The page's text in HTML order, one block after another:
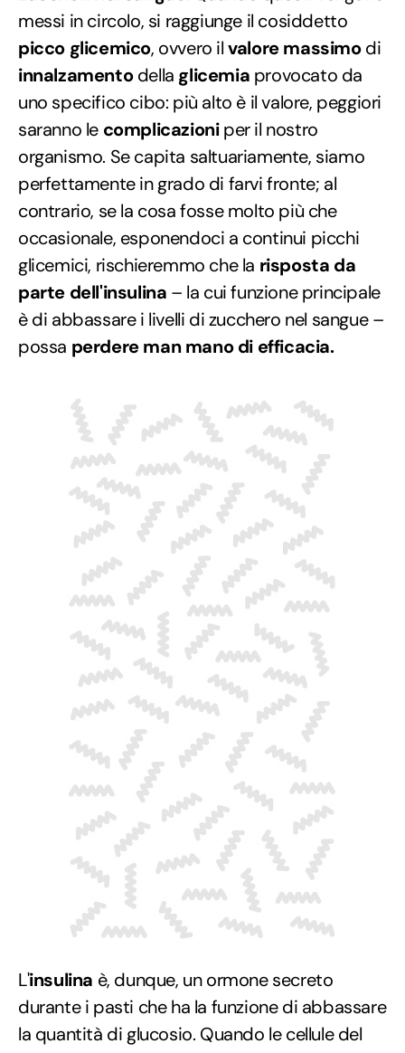
messi in circolo, si raggiunge il cosiddetto
picco glicemico, ovvero ilvalore massimodi
innalzamentodella glicemia provocato da
uno specifico cibo: più alto è il valore, peggiori
saranno le complicazioniper il nostro
organismo. Se capita saltuariamente, siamo
perfettamente in grado di farvi fronte; al
contrario, se la cosa fosse molto più che
occasionale, esponendoci a continui picchi
glicemici, rischieremmo che la risposta da
parte dell'insulina – la cui funzione principale
è di abbassare i livelli di zucchero nel sangue –
possa perdere man mano di efficacia.
L'insulina è, dunque, un ormone secreto
durante i pasti che ha la funzione di abbassare
la quantità di glucosio. Quando le cellule del